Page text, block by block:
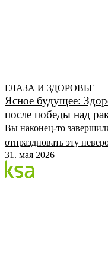
ГЛАЗА И ЗДОРОВЬЕ
Ясное будущее:
после победы над
Вы наконец-то
отпраздновать эту
31. мая 2026